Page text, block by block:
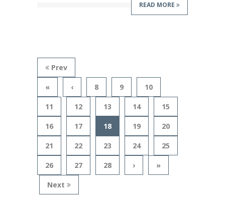
READ MORE
Prev
« ‹ 8 9 10
11 12 13 14 15
16 17 18 19 20
21 22 23 24 25
26 27 28 › »
Next